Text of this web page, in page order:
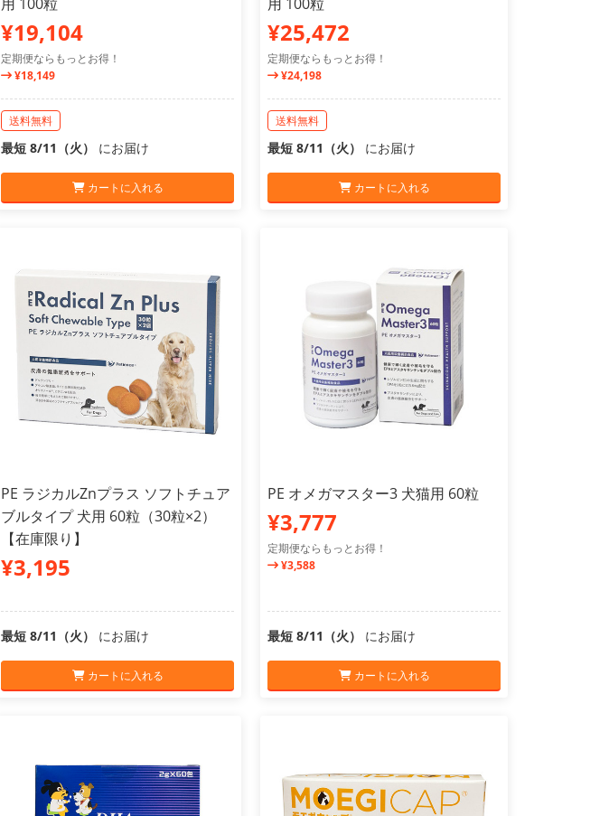
¥19,104
定期便ならもっとお得！
¥18,149
送料無料
最短 8/11（火） にお届け
カートに入れる
¥25,472
定期便ならもっとお得！
¥24,198
送料無料
最短 8/11（火） にお届け
カートに入れる
PE ラジカルZnプラス ソフトチュア
ブルタイプ 犬用 60粒（30粒×2）
【在庫限り】
¥3,195
最短 8/11（火） にお届け
カートに入れる
PE オメガマスター3 犬猫用 60粒
¥3,777
定期便ならもっとお得！
¥3,588
最短 8/11（火） にお届け
カートに入れる